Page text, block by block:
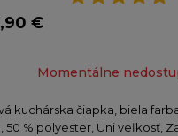
€
Momentálne
kuchárska čiapka, biela
50 % polyester, Uni veľkosť,